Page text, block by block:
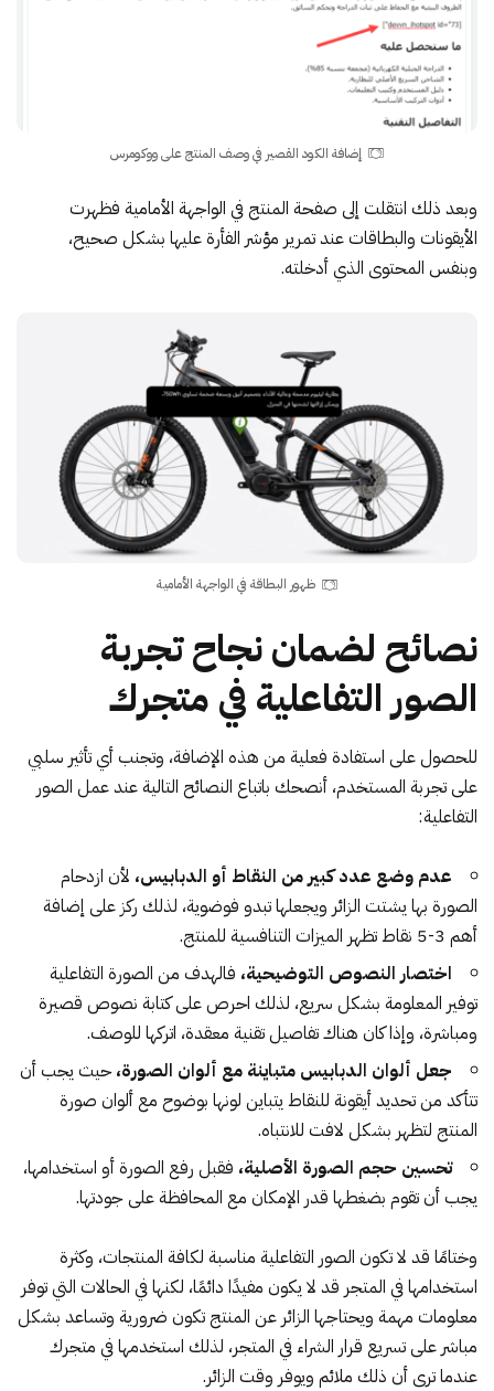
إضافة الكود القصير في وصف المنتج على ووكومرس
وبعد ذلك انتقلت إلى صفحة المنتج في الواجهة الأمامية فظهرت
الأيقونات والبطاقات عند تمرير مؤشر الفأرة عليها بشكل صحيح،
وبنفس المحتوى الذي أدخلته.
ظهور البطاقة في الواجهة الأمامية
نصائح لضمان نجاح تجربة
الصور التفاعلية في متجرك
للحصول على استفادة فعلية من هذه الإضافة، وتجنب أي تأثير سلبي
على تجربة المستخدم، أنصحك باتباع النصائح التالية عند عمل الصور
التفاعلية:
عدم وضع عدد كبير من النقاط أو الدبابيس، لأن ازدحام
الصورة بها يشتت الزائر ويجعلها تبدو فوضوية، لذلك ركز على إضافة
أهم 3-5 نقاط تظهر الميزات التنافسية للمنتج.
اختصار النصوص التوضيحية، فالهدف من الصورة التفاعلية
توفير المعلومة بشكل سريع، لذلك احرص على كتابة نصوص قصيرة
ومباشرة، وإذا كان هناك تفاصيل تقنية معقدة، اتركها للوصف.
جعل ألوان الدبابيس متباينة مع ألوان الصورة،حيث يجب أن
تتأكد من تحديد أيقونة للنقاط يتباين لونها بوضوح مع ألوان صورة
المنتج لتظهر بشكل لافت للانتباه.
تحسين حجم الصورة الأصلية، فقبل رفع الصورة أو استخدامها،
يجب أن تقوم بضغطها قدر الإمكان مع المحافظة على جودتها.
وختامًا قد لا تكون الصور التفاعلية مناسبة لكافة المنتجات، وكثرة
استخدامها في المتجر قد لا يكون مفيدًا دائمًا، لكنها في الحالات التي توفر
معلومات مهمة ويحتاجها الزائر عن المنتج تكون ضرورية وتساعد بشكل
مباشر على تسريع قرار الشراء في المتجر، لذلك استخدمها في متجرك
عندما ترى أن ذلك ملائم ويوفر وقت الزائر.